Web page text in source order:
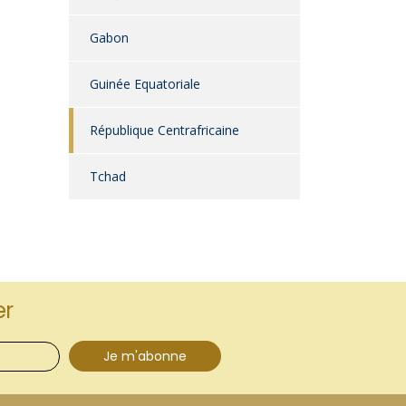
Gabon
Guinée Equatoriale
République Centrafricaine
Tchad
Je m'abonne